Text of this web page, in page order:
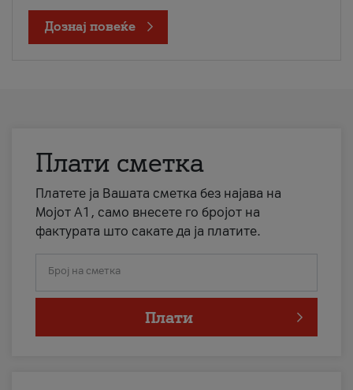
Дознај повеќе
Плати сметка
Платете ја Вашата сметка без најава на
Мојот А1, само внесете го бројот на
фактурата што сакате да ја платите.
Број на сметка
Плати